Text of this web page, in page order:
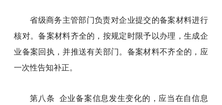
省级商务主管部门负责对企业提交的备案材料进行
核对。备案材料齐全的，按规定时限予以办理，生成企
业备案回执，并推送有关部门。备案材料不齐全的，应
一次性告知补正。
第八条 企业备案信息发生变化的，应当在自信息